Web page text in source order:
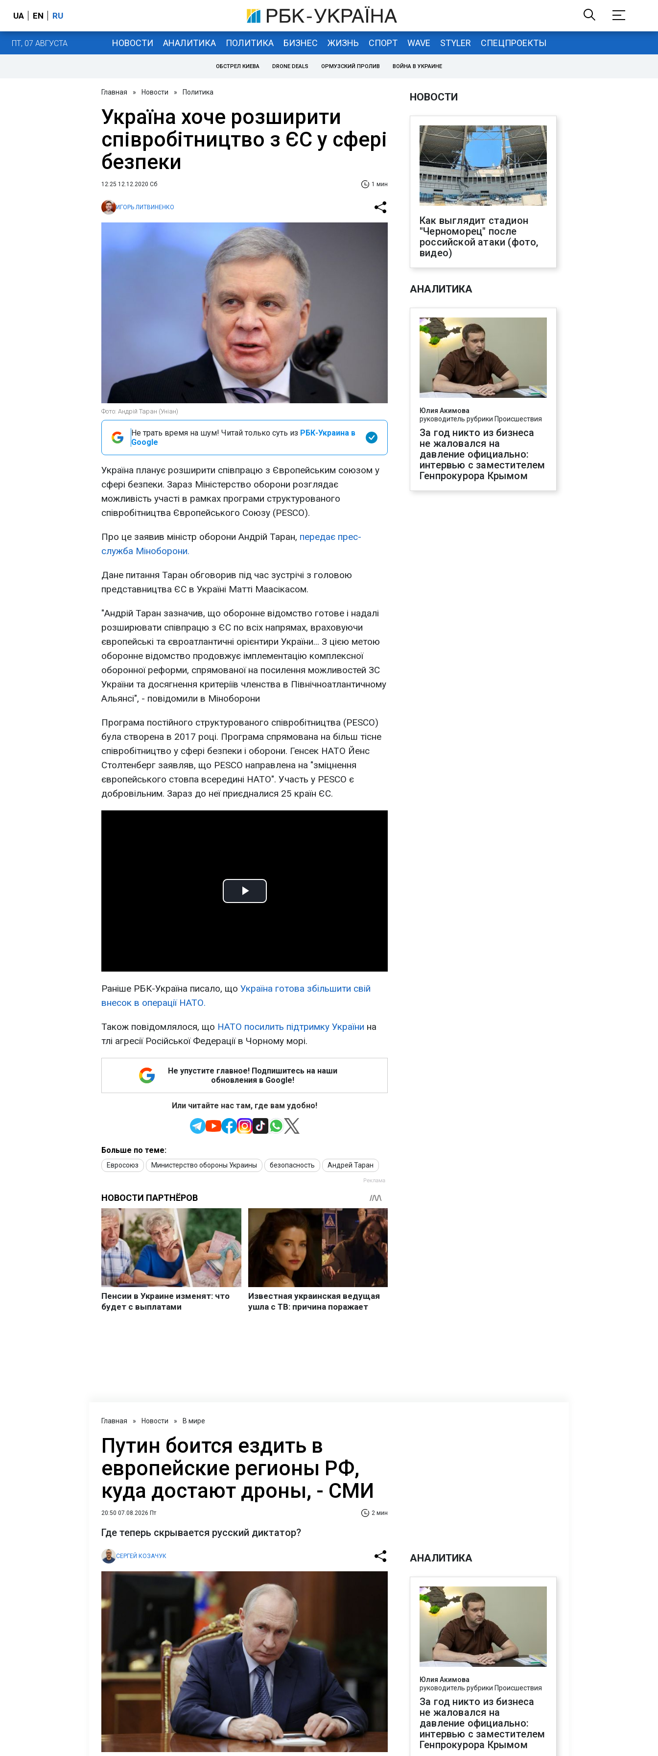
UA EN RU
ПТ, 07 АВГУСТА НОВОСТИ АНАЛИТИКА ПОЛИТИКА БИЗНЕС ЖИЗНЬ СПОРТ WAVE STYLER СПЕЦПРОЕКТЫ
ОБСТРЕЛ КИЕВА DRONE DEALS ОРМУЗСКИЙ ПРОЛИВ ВОЙНА В УКРАИНЕ
Главная » Новости » Политика
Україна хоче розширити
співробітництво з ЄС у сфері
безпеки
12:25 12.12.2020 Сб 1 мин
ИГОРЬ ЛИТВИНЕНКО
Фото: Андрій Таран (Уніан)
Не трать время на шум! Читай только суть из РБК-Украина в
Google
Україна планує розширити співпрацю з Європейським союзом у
сфері безпеки. Зараз Міністерство оборони розглядає
можливість участі в рамках програми структурованого
співробітництва Європейського Союзу (PESCO).
Про це заявив міністр оборони Андрій Таран, передає прес-
служба Міноборони.
Дане питання Таран обговорив під час зустрічі з головою
представництва ЄС в Україні Матті Маасікасом.
"Андрій Таран зазначив, що оборонне відомство готове і надалі
розширювати співпрацю з ЄС по всіх напрямах, враховуючи
європейські та євроатлантичні орієнтири України... З цією метою
оборонне відомство продовжує імплементацію комплексної
оборонної реформи, спрямованої на посилення можливостей ЗС
України та досягнення критеріїв членства в Північноатлантичному
Альянсі", - повідомили в Міноборони
Програма постійного структурованого співробітництва (PESCO)
була створена в 2017 році. Програма спрямована на більш тісне
співробітництво у сфері безпеки і оборони. Генсек НАТО Йенс
Столтенберг заявляв, що PESCO направлена на "зміцнення
європейського стовпа всередині НАТО". Участь у PESCO є
добровільним. Зараз до неї приєдналися 25 країн ЄС.
Play
Раніше РБК-Україна писало, що Україна готова збільшити свій
внесок в операції НАТО.
Також повідомлялося, що НАТО посилить підтримку України на
тлі агресії Російської Федерації в Чорному морі.
Не упустите главное! Подпишитесь на наши
обновления в Google!
Или читайте нас там, где вам удобно!
Больше по теме:
Евросоюз Министерство обороны Украины безопасность Андрей Таран
НОВОСТИ
Как выглядит стадион
"Черноморец" после
российской атаки (фото,
видео)
АНАЛИТИКА
Юлия Акимова
руководитель рубрики Происшествия
За год никто из бизнеса
не жаловался на
давление официально:
интервью с заместителем
Генпрокурора Крымом
Главная » Новости » В мире
Путин боится ездить в
европейские регионы РФ,
куда достают дроны, - СМИ
20:50 07.08.2026 Пт 2 мин
Где теперь скрывается русский диктатор?
СЕРГЕЙ КОЗАЧУК АНАЛИТИКА
Юлия Акимова
руководитель рубрики Происшествия
За год никто из бизнеса
не жаловался на
давление официально:
интервью с заместителем
Генпрокурора Крымом